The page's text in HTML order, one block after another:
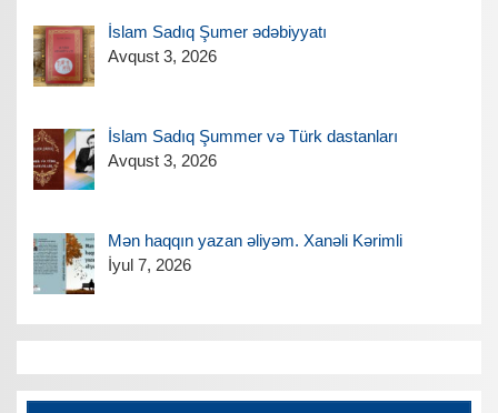
İslam Sadıq Şumer ədəbiyyatı
Avqust 3, 2026
İslam Sadıq Şummer və Türk dastanları
Avqust 3, 2026
Mən haqqın yazan əliyəm. Xanəli Kərimli
İyul 7, 2026